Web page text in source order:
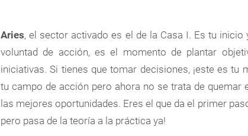
Aries, el sector activado es el de la Casa I. Es tu inicio
voluntad de acción, es el momento de plantar
iniciativas. Si tienes que tomar decisiones, ¡este es tu
tu campo de acción pero ahora no se trata de quemar
las mejores oportunidades. Eres el que da el primer
pero pasa de la teoría a la práctica ya!